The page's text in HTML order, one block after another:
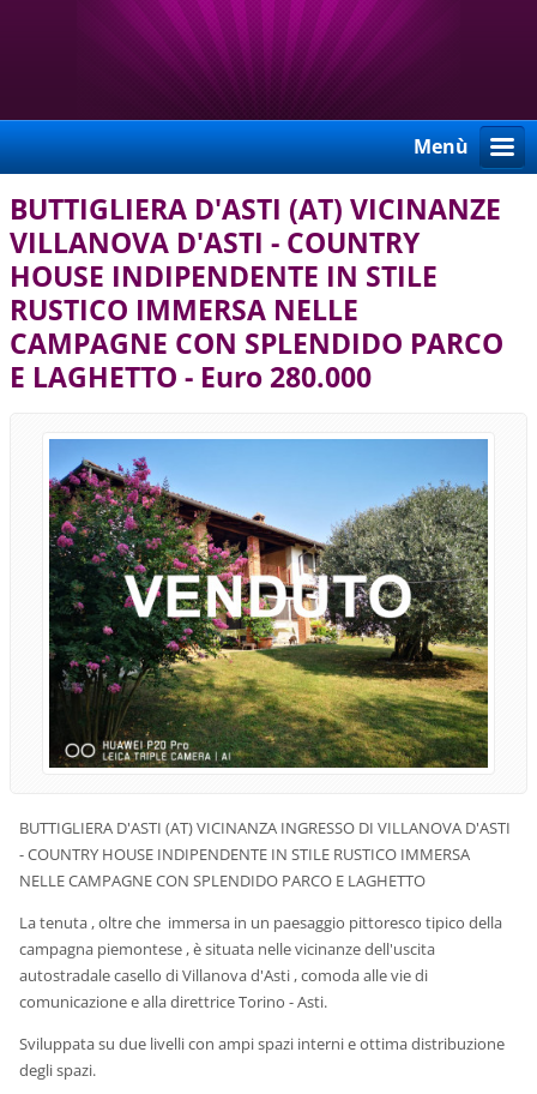
Menù
BUTTIGLIERA D'ASTI (AT) VICINANZE
VILLANOVA D'ASTI - COUNTRY
HOUSE INDIPENDENTE IN STILE
RUSTICO IMMERSA NELLE
CAMPAGNE CON SPLENDIDO PARCO
E LAGHETTO - Euro 280.000
BUTTIGLIERA D'ASTI (AT) VICINANZA INGRESSO DI VILLANOVA D'ASTI
- COUNTRY HOUSE INDIPENDENTE IN STILE RUSTICO IMMERSA
NELLE CAMPAGNE CON SPLENDIDO PARCO E LAGHETTO
La tenuta , oltre che immersa in un paesaggio pittoresco tipico della
campagna piemontese , è situata nelle vicinanze dell'uscita
autostradale casello di Villanova d'Asti , comoda alle vie di
comunicazione e alla direttrice Torino - Asti.
Sviluppata su due livelli con ampi spazi interni e ottima distribuzione
degli spazi.